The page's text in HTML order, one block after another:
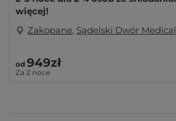
więcej!
Zakopane, Sądelski Dwór
od 949zł
Za 2 noce